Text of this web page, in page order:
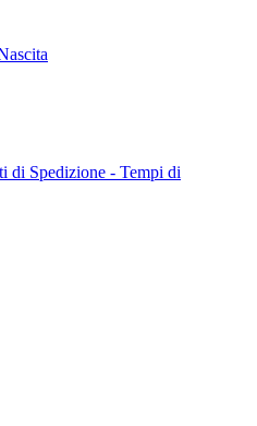
di Spedizione - Tempi di